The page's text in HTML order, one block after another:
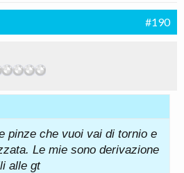
#190
pinze che vuoi vai di tornio e
Le mie sono derivazione
alle gt